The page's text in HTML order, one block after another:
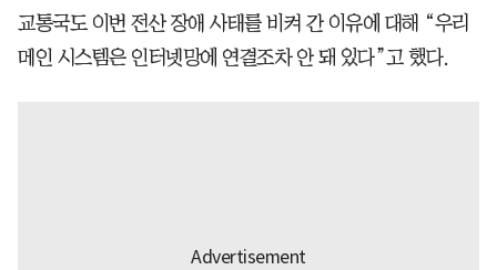
교통국도 이번 전산 장애 사태를 비켜 간 이유에 대해 “우리
메인 시스템은 인터넷망에 연결조차 안 돼 있다”고 했다.